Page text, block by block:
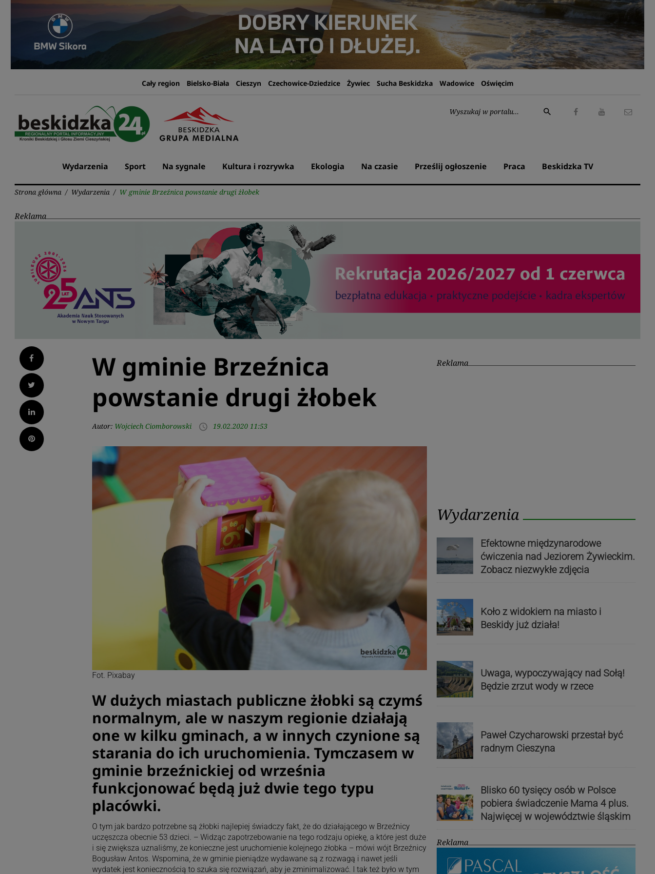
Przejdź
Cały region Bielsko-Biała Cieszyn Czechowice-Dziedzice Żywiec Sucha Beskidzka Wadowice Oświęcim
Wyszukaj:
search
Wydarzenia Sport Na sygnale Kultura i rozrywka Ekologia Na czasie Prześlij ogłoszenie Praca Beskidzka TV
Strona główna / Wydarzenia / W gminie Brzeźnica powstanie drugi żłobek
Reklama
Facebook
Twitter
LinkedIn
Pinterest
W gminie Brzeźnica
powstanie drugi żłobek
Autor: Wojciech Ciomborowski access_time 19.02.2020 11:53
Fot. Pixabay
W dużych miastach publiczne żłobki są czymś
normalnym, ale w naszym regionie działają
one w kilku gminach, a w innych czynione są
starania do ich uruchomienia. Tymczasem w
gminie brzeźnickiej od września
funkcjonować będą już dwie tego typu
placówki.
O tym jak bardzo potrzebne są żłobki najlepiej świadczy fakt, że do działającego w Brzeźnicy
uczęszcza obecnie 53 dzieci. – Widząc zapotrzebowanie na tego rodzaju opiekę, a które jest duże
i się zwiększa uznaliśmy, że konieczne jest uruchomienie kolejnego żłobka – mówi wójt Brzeźnicy
Bogusław Antos. Wspomina, że w gminie pieniądze wydawane są z rozwagą i nawet jeśli
wydatek jest koniecznością to szuka się rozwiązań, aby je zminimalizować. I tak też było w tym
Reklama
Wydarzenia
Efektowne międzynarodowe
ćwiczenia nad Jeziorem Żywieckim.
Zobacz niezwykłe zdjęcia
Koło z widokiem na miasto i
Beskidy już działa!
Uwaga, wypoczywający nad Sołą!
Będzie zrzut wody w rzece
Paweł Czycharowski przestał być
radnym Cieszyna
Blisko 60 tysięcy osób w Polsce
pobiera świadczenie Mama 4 plus.
Najwięcej w województwie śląskim
Reklama